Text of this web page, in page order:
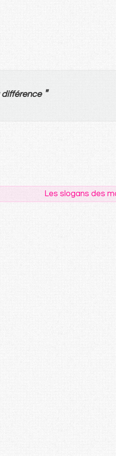
différence "
Les slogans des